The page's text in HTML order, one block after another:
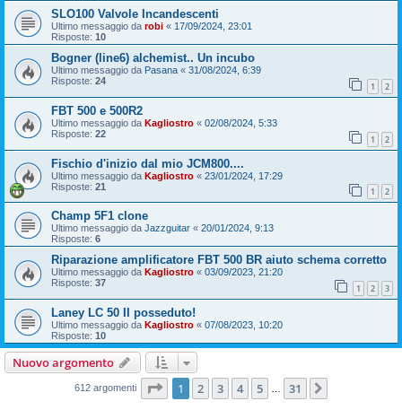
SLO100 Valvole Incandescenti
Ultimo messaggio da robi « 17/09/2024, 23:01
Risposte: 10
Bogner (line6) alchemist.. Un incubo
Ultimo messaggio da Pasana « 31/08/2024, 6:39
Risposte: 24 1 2
FBT 500 e 500R2
Ultimo messaggio da Kagliostro « 02/08/2024, 5:33
Risposte: 22 1 2
Fischio d'inizio dal mio JCM800....
Ultimo messaggio da Kagliostro « 23/01/2024, 17:29
Risposte: 21 1 2
Champ 5F1 clone
Ultimo messaggio da Jazzguitar « 20/01/2024, 9:13
Risposte: 6
Riparazione amplificatore FBT 500 BR aiuto schema corretto
Ultimo messaggio da Kagliostro « 03/09/2023, 21:20
Risposte: 37 1 2 3
Laney LC 50 II posseduto!
Ultimo messaggio da Kagliostro « 07/08/2023, 10:20
Risposte: 10
Nuovo argomento
612 argomenti Pagina di 31
1 2 3 4 5 31